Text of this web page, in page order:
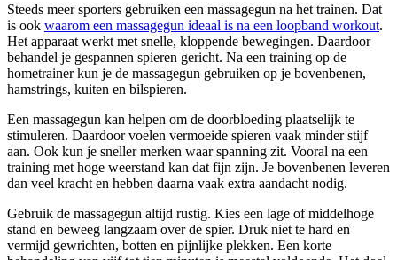
Steeds meer sporters gebruiken een massagegun na het trainen. Dat
is ook waarom een massagegun ideaal is na een loopband workout.
Het apparaat werkt met snelle, kloppende bewegingen. Daardoor
behandel je gespannen spieren gericht. Na een training op de
hometrainer kun je de massagegun gebruiken op je bovenbenen,
hamstrings, kuiten en bilspieren.
Een massagegun kan helpen om de doorbloeding plaatselijk te
stimuleren. Daardoor voelen vermoeide spieren vaak minder stijf
aan. Ook kun je sneller merken waar spanning zit. Vooral na een
training met hoge weerstand kan dat fijn zijn. Je bovenbenen leveren
dan veel kracht en hebben daarna vaak extra aandacht nodig.
Gebruik de massagegun altijd rustig. Kies een lage of middelhoge
stand en beweeg langzaam over de spier. Druk niet te hard en
vermijd gewrichten, botten en pijnlijke plekken. Een korte